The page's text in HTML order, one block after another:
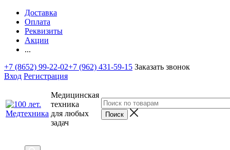
Доставка
Оплата
Реквизиты
Акции
...
+7 (8652) 99-22-02+7 (962) 431-59-15 Заказать звонок
Вход Регистрация
Медицинская
техника
для любых
задач